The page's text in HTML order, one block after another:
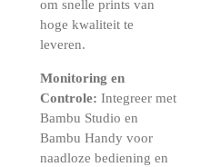
om snelle prints van
hoge kwaliteit te
leveren.
Monitoring en
Controle: Integreer met
Bambu Studio en
Bambu Handy voor
naadloze bediening en